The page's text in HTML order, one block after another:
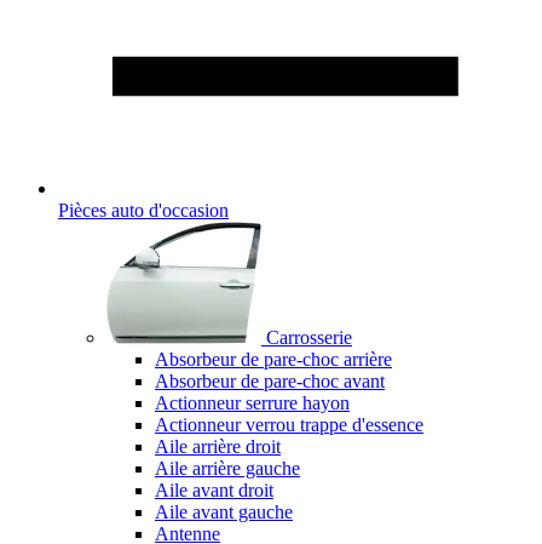
Pièces auto d'occasion
Carrosserie
Absorbeur de pare-choc arrière
Absorbeur de pare-choc avant
Actionneur serrure hayon
Actionneur verrou trappe d'essence
Aile arrière droit
Aile arrière gauche
Aile avant droit
Aile avant gauche
Antenne